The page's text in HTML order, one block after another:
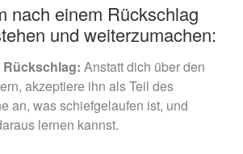
nach einem Rückschlag
und weiterzumachen:
Rückschlag: Anstatt dich über den
akzeptiere ihn als Teil des
an, was schiefgelaufen ist, und
lernen kannst.